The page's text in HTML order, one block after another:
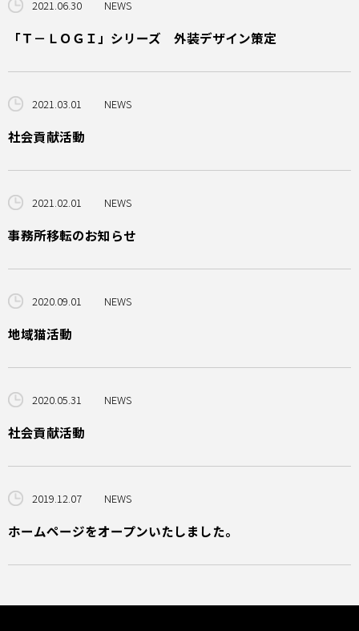
2021.06.30 NEWS
「Ｔ－ＬＯＧＩ」シリーズ 外装デザイン策定
2021.03.01 NEWS
社会貢献活動
2021.02.01 NEWS
事務所移転のお知らせ
2020.09.01 NEWS
地域猫活動
2020.05.31 NEWS
社会貢献活動
2019.12.07 NEWS
ホームページをオープンいたしました。